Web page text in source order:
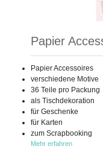
Papier
Papier Accessoires
verschiedene Motive
36 Teile pro Packung
als Tischdekoration
für Geschenke
für Karten
zum Scrapbooking
Mehr erfahren